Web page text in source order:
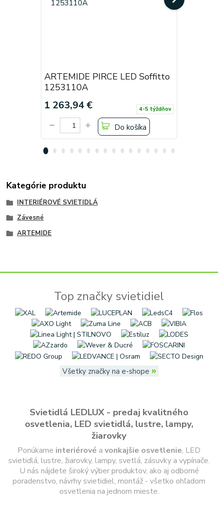
ARTEMIDE PIRCE LED Soffitto
1253110A
1 263,94 € 4-5 týždňov
Do košíka
Kategórie produktu
INTERIÉROVÉ SVIETIDLÁ
Závesné
ARTEMIDE
Top značky svietidiel
Všetky značky na e-shope »
Svietidlá LEDLUX - predaj kvalitného
osvetlenia, LED svietidlá, lustre, lampy,
žiarovky
Ponúkame interiérové a vonkajšie osvetlenie, LED
svietidlá, lustre, žiarovky, lampy, svetlá, zásuvky a vypínače.
U nás nájdete široký výber produktov, ako aj odborné
poradenstvo, návrhy svietidiel, montáž - všetko ohľadom
osvetlenia na jednom mieste.